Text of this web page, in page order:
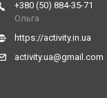
+380 (50) 884-35-71
Ольга
https://activity.in.ua
activity.ua@gmail.com